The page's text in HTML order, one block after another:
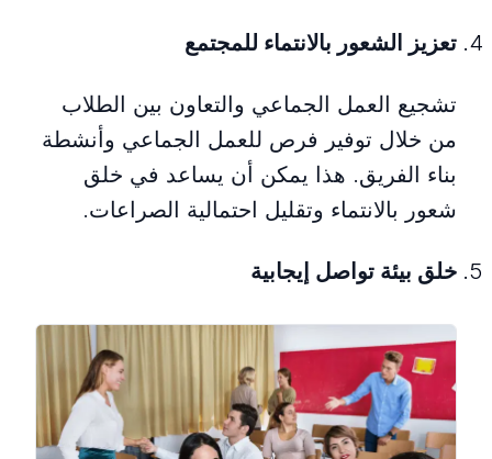
تعزيز الشعور بالانتماء للمجتمع
تشجيع العمل الجماعي والتعاون بين الطلاب
من خلال توفير فرص للعمل الجماعي وأنشطة
بناء الفريق. هذا يمكن أن يساعد في خلق
شعور بالانتماء وتقليل احتمالية الصراعات.
خلق بيئة تواصل إيجابية